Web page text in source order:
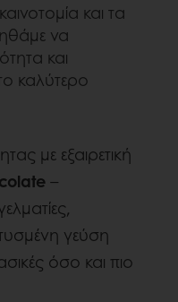
και τα
να
και
καλύτερο
με εξαιρετική
–
γεύση
όσο και πιο